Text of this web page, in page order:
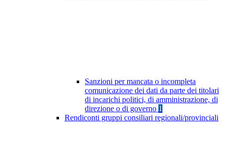
Sanzioni per mancata o incompleta
comunicazione dei dati da parte dei titolari
di incarichi politici, di amministrazione, di
direzione o di governo 1
Rendiconti gruppi consiliari regionali/provinciali